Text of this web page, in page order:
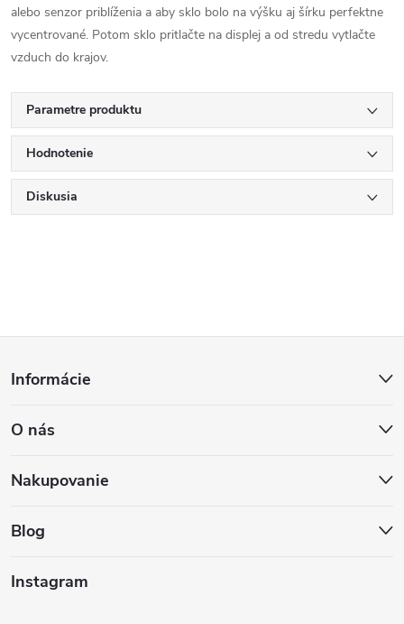
alebo senzor priblíženia a aby sklo bolo na výšku aj šírku perfektne
vycentrované. Potom sklo pritlačte na displej a od stredu vytlačte
vzduch do krajov.
Parametre produktu
Hodnotenie
Diskusia
p
ä
Informácie
O nás
Nakupovanie
Blog
Instagram